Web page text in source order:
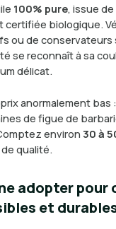
100% pure, issue
certifiée biologique.
ou de conservateurs
se reconnaît à sa
délicat.
anormalement bas
de figue de
environ 30 à
de qualité.
adopter pour
et